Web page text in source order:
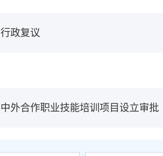
行政复议
中外合作职业技能培训项目设立审批